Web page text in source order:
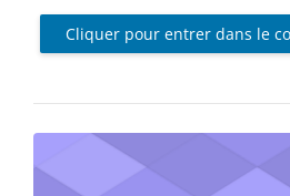
Cliquer pour entrer dans le